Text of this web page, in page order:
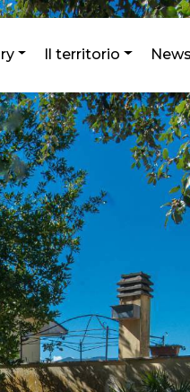
Il territorio